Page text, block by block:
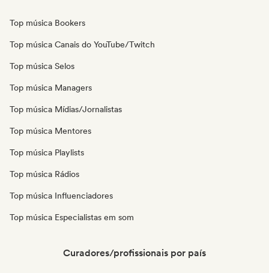
Top música Bookers
Top música Canais do YouTube/Twitch
Top música Selos
Top música Managers
Top música Mídias/Jornalistas
Top música Mentores
Top música Playlists
Top música Rádios
Top música Influenciadores
Top música Especialistas em som
Curadores/profissionais por país